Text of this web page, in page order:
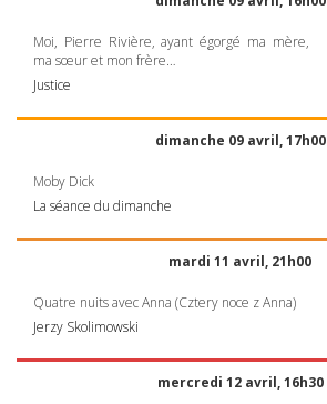
Moi, Pierre Rivière, ayant égorgé ma mère,
ma sœur et mon frère…
Justice
dimanche 09 avril, 17h00
Moby Dick
La séance du dimanche
mardi 11 avril, 21h00
Quatre nuits avec Anna (Cztery noce z Anna)
Jerzy Skolimowski
mercredi 12 avril, 16h30